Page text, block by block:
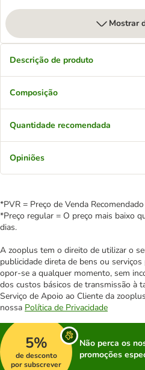
Mostrar
Descrição de produto
Composição
Quantidade recomendada
Opiniões
*PVR = Preço de Venda
*Preço regular = O preço mais baixo
dias.
A zooplus tem o direito de utilizar o
publicidade direta de bens ou
opor-se a qualquer momento, sem
dos custos básicos de transmissão à
Serviço de Apoio ao Cliente da
nossa Política de Privacidade
5%
de desconto
por subscrever
Não perca os
promoções